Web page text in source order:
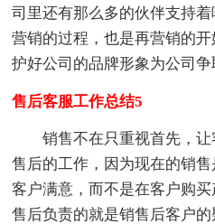
司里还有那么多的伙伴支持
营销的过程，也是再营销的
护好公司的品牌形象为公司争
售后客服工作总结5
销售不在只重视首先，
售后的工作，因为现在的销
客户满意，而不是在客户购
售后负责的就是销售后客户